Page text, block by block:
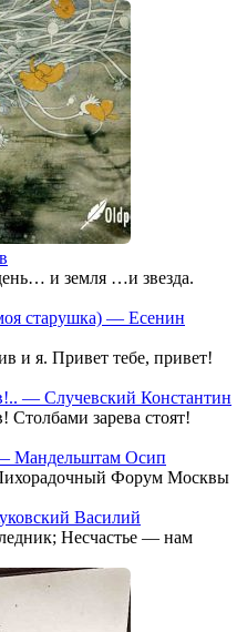
и земля …и звезда.
старушка) — Есенин
и я. Привет тебе, привет!
— Случевский Константин
Столбами зарева стоят!
Мандельштам Осип
Форум Москвы
Василий
Несчастье — нам